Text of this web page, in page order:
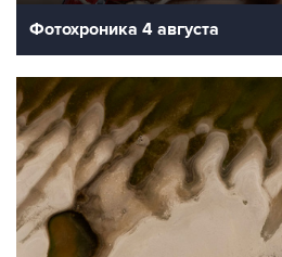
Фотохроника 4 августа